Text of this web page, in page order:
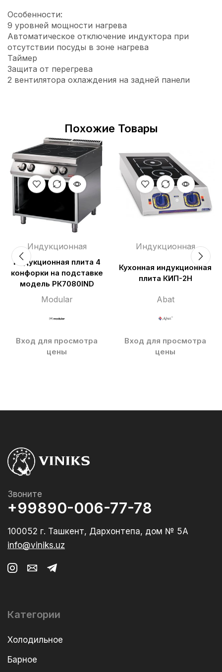
Особенности:
9 уровней мощности нагрева
Автоматическое отключение индуктора при
отсутствии посуды в зоне нагрева
Таймер
Защита от перегрева
2 вентилятора охлаждения на задней панели
Похожие Товары
Индукционная
Индукционная плита 4
конфорки на подставке
модель РК7080IND
Modular
Вход для просмотра
цены
Индукционная
Кухонная индукционная
плита КИП-2Н
Abat
Вход для просмотра
цены
Звоните
+99890-006-77-78
100052 г. Ташкент, Дархонтепа, дом № 5А
info@viniks.uz
Категории
Холодильное
Барное